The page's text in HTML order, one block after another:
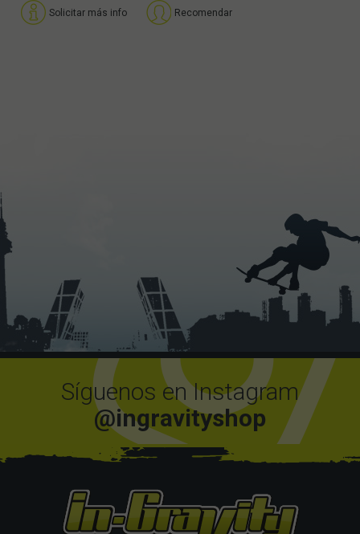
Solicitar más info Recomendar
Síguenos en Instagram
@ingravityshop